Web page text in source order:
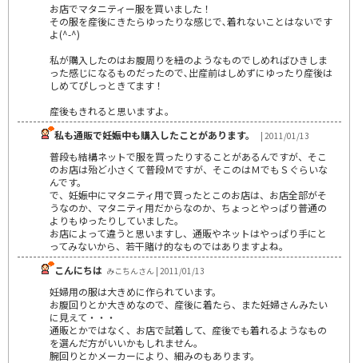
お店でマタニティー服を買いました！
その服を産後にきたらゆったりな感じで､着れないことはないです
よ(^-^)
私が購入したのはお腹周りを紐のようなものでしめればひきしま
った感じになるものだったので､出産前はしめずにゆったり産後は
しめてぴしっときてます！
産後もきれると思いますよ｡
私も通販で妊娠中も購入したことがあります。
| 2011/01/13
普段も結構ネットで服を買ったりすることがあるんですが、そこ
のお店は殆ど小さくて普段Ｍですが、そこのはＭでもＳぐらいな
んです。
で、妊娠中にマタニティ用で買ったとこのお店は、お店全部がそ
うなのか、マタニティ用だからなのか、ちょっとやっぱり普通の
よりもゆったりしていました。
お店によって違うと思いますし、通販やネットはやっぱり手にと
ってみないから、若干賭け的なものではありますよね。
こんにちは みこちんさん | 2011/01/13
妊婦用の服は大きめに作られています。
お腹回りとか大きめなので、産後に着たら、また妊婦さんみたい
に見えて・・・
通販とかではなく、お店で試着して、産後でも着れるようなもの
を選んだ方がいいかもしれません。
腕回りとかメーカーにより、細みのもあります。